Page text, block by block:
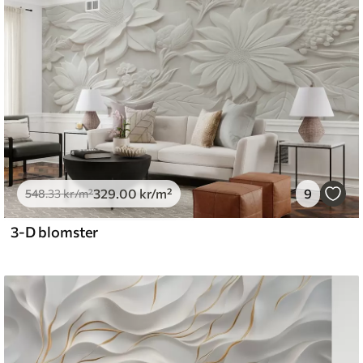
.00399.00 /m²
and Stick
.00555.00kr/m²
548.33kr/m²329 .00 kr/m² 9
3-D blomster